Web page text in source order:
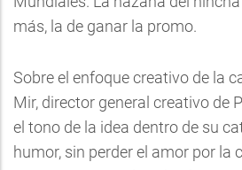
más, la de ganar la promo.
Sobre el enfoque creativo de la
Mir, director general creativo de
el tono de la idea dentro de su
humor, sin perder el amor por la